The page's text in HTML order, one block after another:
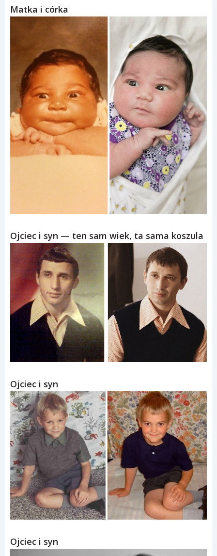
Matka i córka
Ojciec i syn — ten sam wiek, ta sama koszula
Ojciec i syn
Ojciec i syn